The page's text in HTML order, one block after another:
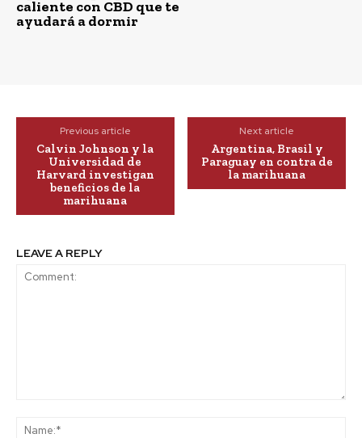
caliente con CBD que te
ayudará a dormir
Previous article
Calvin Johnson y la
Universidad de
Harvard investigan
beneficios de la
marihuana
Next article
Argentina, Brasil y
Paraguay en contra de
la marihuana
LEAVE A REPLY